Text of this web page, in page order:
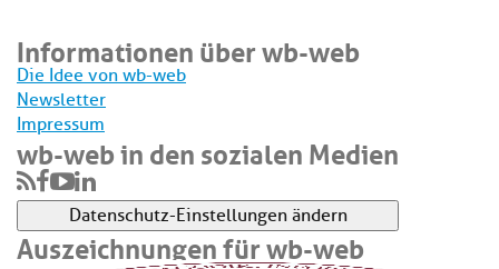
Informationen über wb-web
Die Idee von wb-web
Newsletter
Impressum
wb-web in den sozialen Medien
Datenschutz-Einstellungen ändern
Auszeichnungen für wb-web